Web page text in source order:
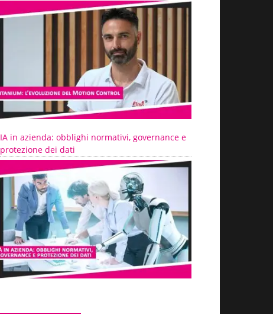
IA in azienda: obblighi normativi, governance e
protezione dei dati